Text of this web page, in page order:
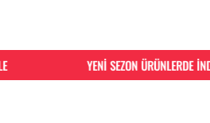
YENİ SEZON ÜRÜNLERDE